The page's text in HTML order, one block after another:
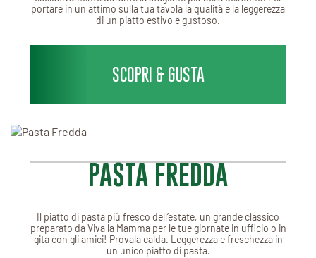
portare in un attimo sulla tua tavola la qualità e la leggerezza
di un piatto estivo e gustoso.
SCOPRI & GUSTA
PASTA FREDDA
Il piatto di pasta più fresco dell’estate, un grande classico
preparato da Viva la Mamma per le tue giornate in ufficio o in
gita con gli amici! Provala calda. Leggerezza e freschezza in
un unico piatto di pasta.